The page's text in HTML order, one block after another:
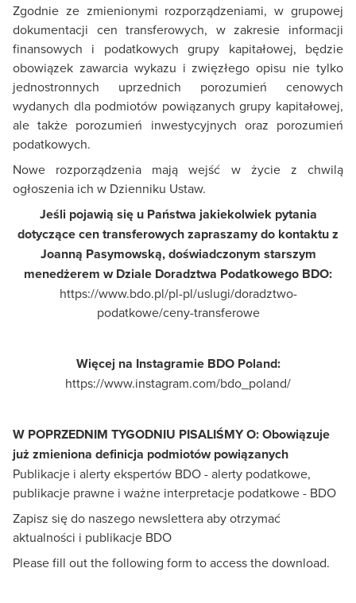
Zgodnie ze zmienionymi rozporządzeniami, w grupowej
dokumentacji cen transferowych, w zakresie informacji
finansowych i podatkowych grupy kapitałowej, będzie
obowiązek zawarcia wykazu i zwięzłego opisu nie tylko
jednostronnych uprzednich porozumień cenowych
wydanych dla podmiotów powiązanych grupy kapitałowej,
ale także porozumień inwestycyjnych oraz porozumień
podatkowych.
Nowe rozporządzenia mają wejść w życie z chwilą
ogłoszenia ich w Dzienniku Ustaw.
Jeśli pojawią się u Państwa jakiekolwiek pytania
dotyczące cen transferowych zapraszamy do kontaktu z
Joanną Pasymowską, doświadczonym starszym
menedżerem w Dziale Doradztwa Podatkowego BDO:
https://www.bdo.pl/pl-pl/uslugi/doradztwo-
podatkowe/ceny-transferowe
Więcej na Instagramie BDO Poland:
https://www.instagram.com/bdo_poland/
W POPRZEDNIM TYGODNIU PISALIŚMY O:Obowiązuje
już zmieniona definicja podmiotów powiązanych
Publikacje i alerty ekspertów BDO - alerty podatkowe,
publikacje prawne i ważne interpretacje podatkowe - BDO
Zapisz się do naszego newslettera aby otrzymać
aktualności i publikacje BDO
Please fill out the following form to access the download.